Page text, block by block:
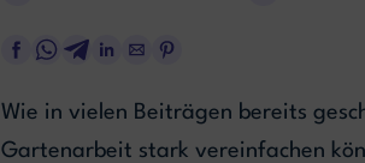
Wie in vielen Beiträgen bereits
Gartenarbeit stark vereinfachen